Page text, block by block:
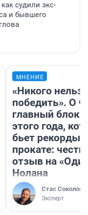
судили экс-
и бывшего
МНЕНИЕ
«Никого нельзя
победить». О
главный
этого года,
бьет рекорды в
прокате:
отзыв на
Нолана
Стас Соколов
Эксперт